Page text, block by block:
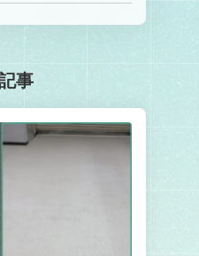
事